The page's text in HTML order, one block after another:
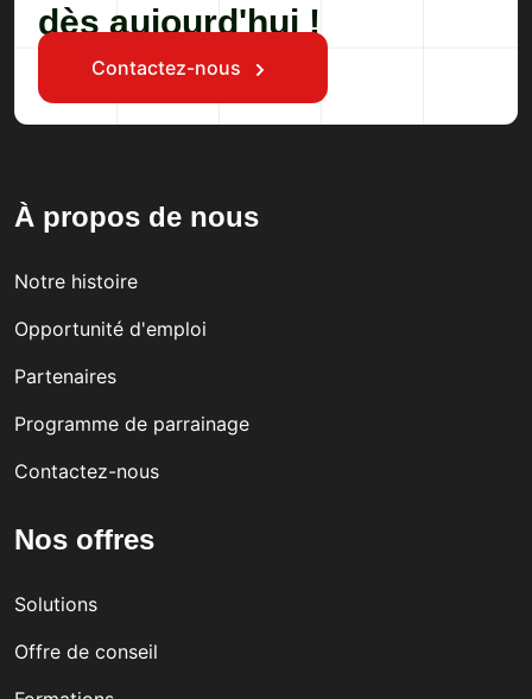
dès aujourd'hui !
Contactez-nous
À propos de nous
Notre histoire
Opportunité d'emploi
Partenaires
Programme de parrainage
Contactez-nous
Nos offres
Solutions
Offre de conseil